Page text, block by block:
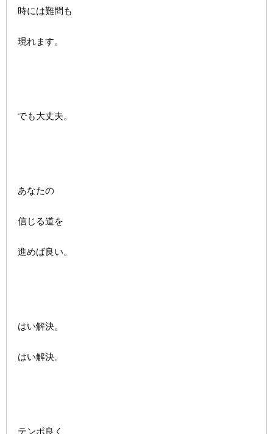
時には難問も
現れます。
でも大丈夫。
あなたの
信じる道を
進めば良い。
はい解決。
はい解決。
テンポ良く